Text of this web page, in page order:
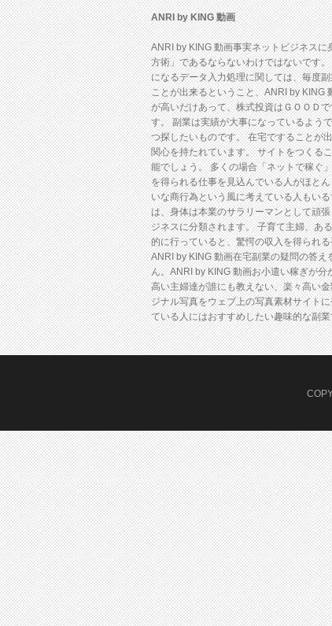
ANRI by KING 動画
ANRI by KING 動画事実ネットビジネス
方術」であるならないわけではないです
になるデータ入力処理に関しては、毎度
ことが出来るということ、ANRI by KING
が高いだけあって、株式投資はＧＯＯＤ
す。 副業は実績が大事になっているよう
つ探したいものです。 在宅ですることが
関心を持たれています。 サイトをつくる
能でしょう。 多くの場合「ネットで稼ぐ
を得られる仕事を見込んでいる人がほと
いな商行為という風に考えている人もい
は、身体は本業のサラリーマンとして頑
ジネスに分類されます。 子育て主婦、あ
的に行っていると、驚愕の収入を得られ
ANRI by KING 動画在宅副業の疑問の答
ん。ANRI by KING 動画お小遣い稼ぎが
高い主婦達が誰にも教えない、楽々高い
ジナル写真をウェブ上の写真素材サイト
ている人にはおすすめしたい趣味的な副